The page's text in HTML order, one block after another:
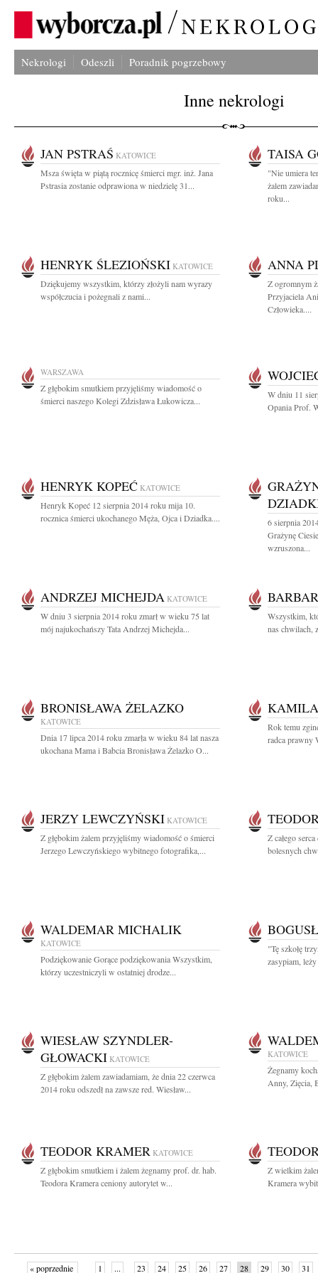
Nekrologi Odeszli Poradnik pogrzebowy
Inne nekrologi
JAN PSTRAŚ KATOWICE
Msza święta w piątą rocznicę śmierci mgr. inż. Jana
Pstrasia zostanie odprawiona w niedzielę 31...
TAISA
"Nie umiera
żalem
roku...
HENRYK ŚLEZIOŃSKI KATOWICE
Dziękujemy wszystkim, którzy złożyli nam wyrazy
współczucia i pożegnali z nami...
ANNA
Z ogromnym
Przyjaciela
Człowieka....
WARSZAWA
Z głębokim smutkiem przyjęliśmy wiadomość o
śmierci naszego Kolegi Zdzisława Łukowicza...
W dniu 11
Opania Prof.
HENRYK KOPEĆ KATOWICE
Henryk Kopeć 12 sierpnia 2014 roku mija 10.
rocznica śmierci ukochanego Męża, Ojca i Dziadka....
6 sierpnia
Grażynę
wzruszona...
ANDRZEJ MICHEJDA KATOWICE
W dniu 3 sierpnia 2014 roku zmarł w wieku 75 lat
mój najukochańszy Tata Andrzej Michejda...
Wszystkim,
nas chwilach,
BRONISŁAWA ŻELAZKO
KATOWICE
Dnia 17 lipca 2014 roku zmarła w wieku 84 lat nasza
ukochana Mama i Babcia Bronisława Żelazko O...
Rok temu
radca prawny
JERZY LEWCZYŃSKI KATOWICE
Z głębokim żalem przyjęliśmy wiadomość o śmierci
Jerzego Lewczyńskiego wybitnego fotografika,...
Z całego
bolesnych
WALDEMAR MICHALIK
KATOWICE
Podziękowanie Gorące podziękowania Wszystkim,
którzy uczestniczyli w ostatniej drodze...
"Tę szkołę
zasypiam,
WIESŁAW SZYNDLER-
GŁOWACKI KATOWICE
Z głębokim żalem zawiadamiam, że dnia 22 czerwca
2014 roku odszedł na zawsze red. Wiesław...
KATOWICE
Żegnamy
Anny, Zięcia,
TEODOR KRAMER KATOWICE
Z głębokim smutkiem i żalem żegnamy prof. dr. hab.
Teodora Kramera ceniony autorytet w...
Z wielkim
Kramera
« poprzednie 1 ... 23 24 25 26 27 28 29 30 31